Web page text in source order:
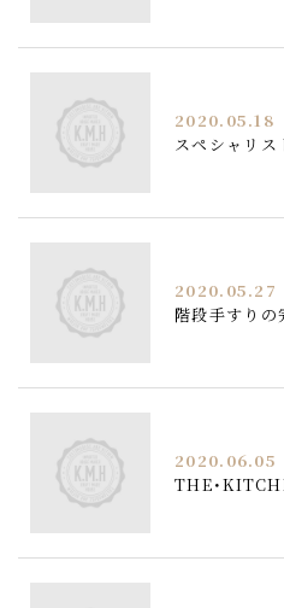
2020.05.18
スペシャリス
2020.05.27
階段手すりの
2020.06.05
THE・